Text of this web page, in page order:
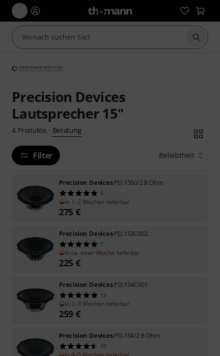
Suche
Precision Devices
Lautsprecher 15"
4 Produkte · Beratung
Filter Beliebtheit
Precision DevicesPD.1550/2 8 Ohm
6
In 1–2 Wochen lieferbar
275 €
Precision DevicesPD.153C002
7
In ca. einer Woche lieferbar
225 €
Precision DevicesPD.154C001
13
In 2–3 Wochen lieferbar
259 €
Precision DevicesPD.154/2 8 Ohm
10